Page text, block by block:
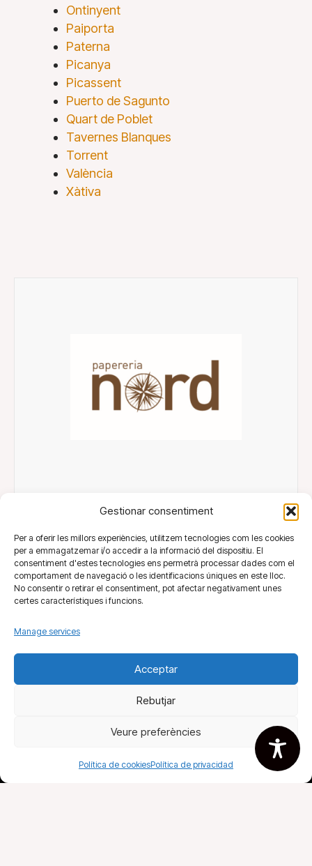
Gestionar consentiment
Per a oferir les millors experiències, utilitzem tecnologies com les cookies
per a emmagatzemar i/o accedir a la informació del dispositiu. El
consentiment d'estes tecnologies ens permetrà processar dades com el
comportament de navegació o les identificacions úniques en este lloc.
No consentir o retirar el consentiment, pot afectar negativament unes
certes característiques i funcions.
Manage services
Acceptar
Rebutjar
Veure preferències
Política de cookiesPolítica de privacidad
Ontinyent
Paiporta
Paterna
Picanya
Picassent
Puerto de Sagunto
Quart de Poblet
Tavernes Blanques
Torrent
València
Xàtiva
Nord
Fira del llibre